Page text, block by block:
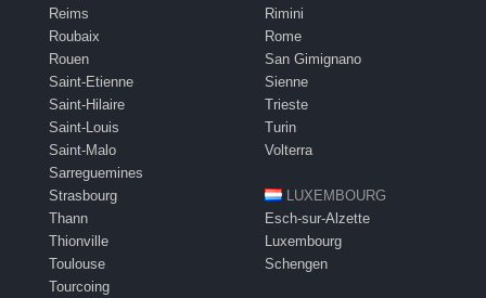
Reims
Roubaix
Rouen
Saint-Etienne
Saint-Hilaire
Saint-Louis
Saint-Malo
Sarreguemines
Strasbourg
Thann
Thionville
Toulouse
Tourcoing
Rimini
Rome
San Gimignano
Sienne
Trieste
Turin
Volterra
LUXEMBOURG
Esch-sur-Alzette
Luxembourg
Schengen